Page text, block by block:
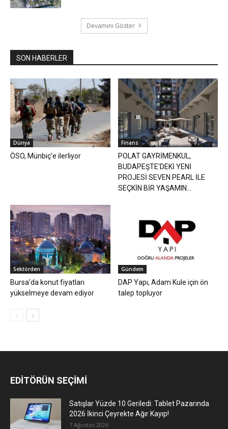
Devamını Göster
SON HABERLER
Dünya
ÖSO, Münbiç’e ilerliyor
Finans
POLAT GAYRİMENKUL,
BUDAPEŞTE’DEKİ YENİ
PROJESİ SEVEN PEARL İLE
SEÇKİN BİR YAŞAMIN...
Sektörden
Bursa’da konut fiyatları
yükselmeye devam ediyor
Gündem
DAP Yapı, Adam Kule için ön
talep topluyor
EDİTÖRÜN SEÇİMİ
Satışlar Yüzde 10 Geriledi: Tablet Pazarında
2026 İkinci Çeyrekte Ağır Kayıp!
7 Ağustos 2026